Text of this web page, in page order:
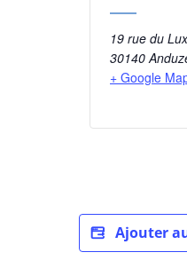
19 rue du
30140
+ Google
Ajouter